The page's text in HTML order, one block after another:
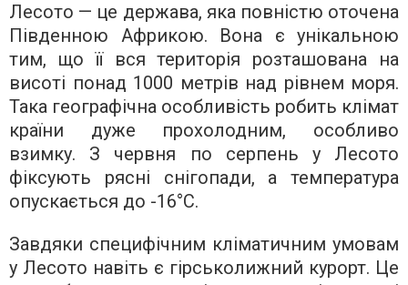
Лесото — це держава, яка повністю оточена
Південною Африкою. Вона є унікальною
тим, що її вся територія розташована на
висоті понад 1000 метрів над рівнем моря.
Така географічна особливість робить клімат
країни дуже прохолодним, особливо
взимку. З червня по серпень у Лесото
фіксують рясні снігопади, а температура
опускається до -16°C.
Завдяки специфічним кліматичним умовам
у Лесото навіть є гірськолижний курорт. Це